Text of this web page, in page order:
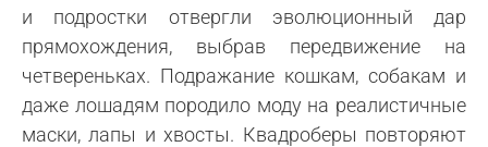
и подростки отвергли эволюционный дар
прямохождения, выбрав передвижение на
четвереньках. Подражание кошкам, собакам и
даже лошадям породило моду на реалистичные
маски, лапы и хвосты. Квадроберы повторяют